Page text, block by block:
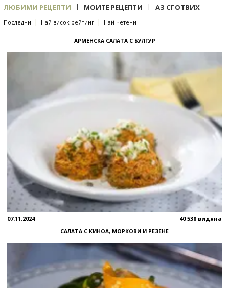
ЛЮБИМИ РЕЦЕПТИ | МОИТЕ РЕЦЕПТИ | АЗ СГОТВИХ
Последни | Най-висок рейтинг | Най-четени
АРМЕНСКА САЛАТА С БУЛГУР
07.11.2024 40 538 видяна
САЛАТА С КИНОА, МОРКОВИ И РЕЗЕНЕ